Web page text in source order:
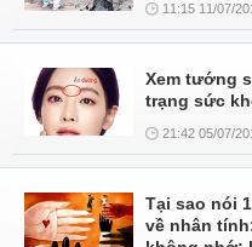
11:15 11/07/
Xem tướng
trạng sức
21:42 05/07/
Tại sao nói
về nhân